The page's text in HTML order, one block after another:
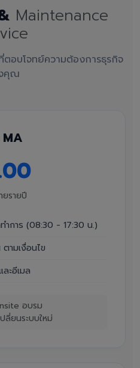
Maintenance
ตอบโจทย์ความต้องการธุรกิจ
คุณ
ยรายปี
ำการ (08:30 - 17:30 น.)
ามเงื่อนไข
ะอีเมล
อบรม
ลี่ยนระบบใหม่